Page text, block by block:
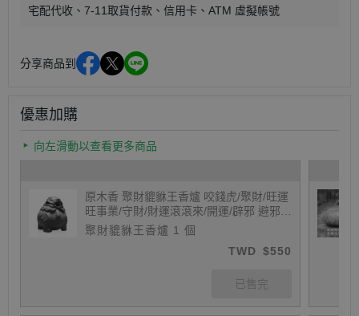
宅配代收
7-11取貨付款 信用卡 ATM 虛擬帳號
分享商品到
優惠加購
向左滑動以查看更多商品
原木香 聚財貔貅王香爐 咬錢虎/聚財/旺運
旺事業/守財/財運滾滾來/開運/辟邪 避邪/
風水/財位/引財氣
聚財貔貅王香爐 1 個
TWD $550